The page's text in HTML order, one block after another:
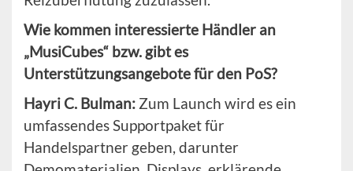
Wie kommen interessierte Händler an
„MusiCubes“ bzw. gibt es
Unterstützungsangebote für den PoS?
Hayri C. Bulman: Zum Launch wird es ein
umfassendes Supportpaket für
Handelspartner geben, darunter